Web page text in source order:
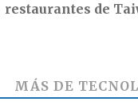
restaurantes de
MÁS DE